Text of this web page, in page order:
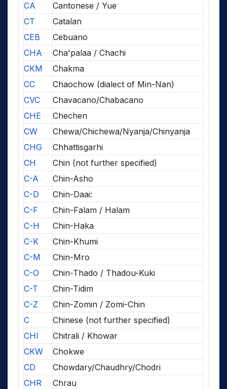
CA
Cantonese / Yue
CT
Catalan
CEB
Cebuano
CHA
Cha'palaa / Chachi
CKM
Chakma
CC
Chaochow (dialect of Min-Nan)
CVC
Chavacano/Chabacano
CHE
Chechen
CW
Chewa/Chichewa/Nyanja/Chinyanja
CHG
Chhattisgarhi
CH
Chin (not further specified)
C-A
Chin-Asho
C-D
Chin-Daai:
C-F
Chin-Falam / Halam
C-H
Chin-Haka
C-K
Chin-Khumi
C-M
Chin-Mro
C-O
Chin-Thado / Thadou-Kuki
C-T
Chin-Tidim
C-Z
Chin-Zomin / Zomi-Chin
C
Chinese (not further specified)
CHI
Chitrali / Khowar
CKW
Chokwe
CD
Chowdary/Chaudhry/Chodri
CHR
Chrau